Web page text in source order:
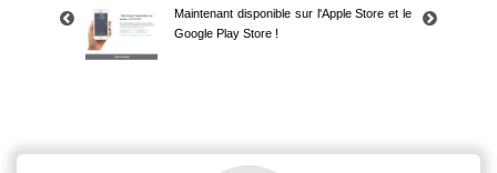
Maintenant disponible sur l'Apple Store et le
Google Play Store !
Google Play Store !